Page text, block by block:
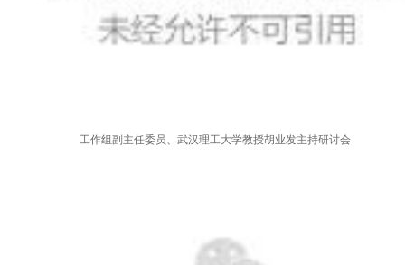
工作组副主任委员、武汉理工大学教授胡业发主持研讨会